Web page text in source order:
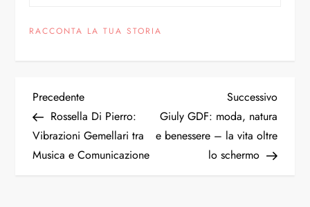
RACCONTA LA TUA STORIA
Precedente
Rossella Di Pierro:
Vibrazioni Gemellari tra
Musica e Comunicazione
Successivo
Giuly GDF: moda, natura
e benessere – la vita oltre
lo schermo